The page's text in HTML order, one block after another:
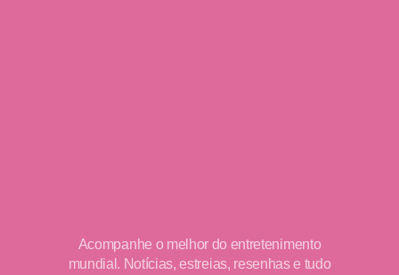
Acompanhe o melhor do entretenimento
mundial. Notícias, estreias, resenhas e tudo